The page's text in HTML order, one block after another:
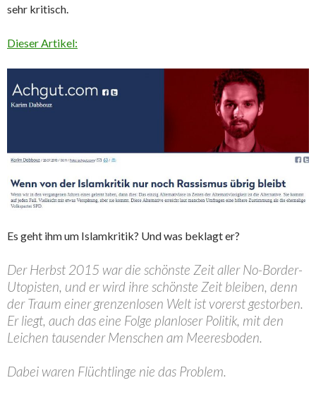
sehr kritisch.
Dieser Artikel:
Es geht ihm um Islamkritik? Und was beklagt er?
Der Herbst 2015 war die schönste Zeit aller No-Border-
Utopisten, und er wird ihre schönste Zeit bleiben, denn
der Traum einer grenzenlosen Welt ist vorerst gestorben.
Er liegt, auch das eine Folge planloser Politik, mit den
Leichen tausender Menschen am Meeresboden.
Dabei waren Flüchtlinge nie das Problem.